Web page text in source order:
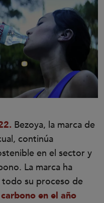
Bezoya, la marca de
continúa
en el sector y
La marca ha
todo su proceso de
en el año